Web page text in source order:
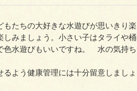
たちの大好きな水遊びが思いきり
みましょう。小さい子はタライや
色水遊びもいいですね。 水の気持
よう健康管理には十分留意しましょ